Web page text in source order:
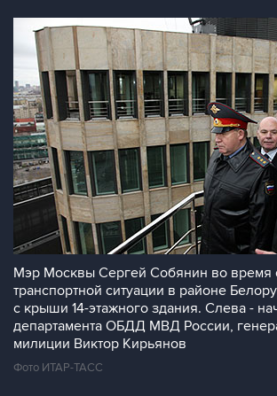
Мэр Москвы Сергей Собянин во время
транспортной ситуации в районе
с крыши 14-этажного здания. Слева -
департамента ОБДД МВД России,
милиции Виктор Кирьянов
Фото ИТАР-ТАСС